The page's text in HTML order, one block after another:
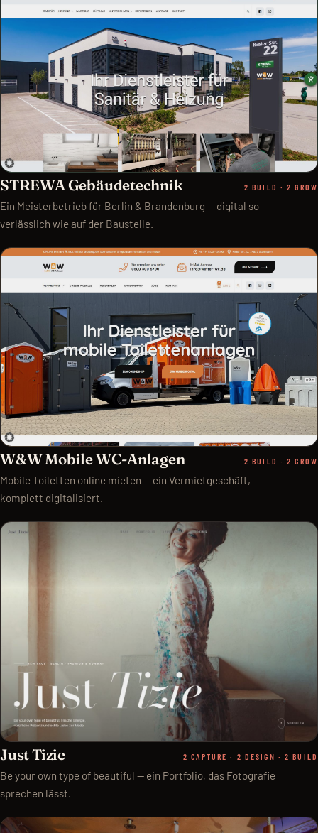
STREWA Gebäudetechnik 2 BUILD · 2 GROW
Ein Meisterbetrieb für Berlin & Brandenburg — digital so
verlässlich wie auf der Baustelle.
W&W Mobile WC-Anlagen 2 BUILD · 2 GROW
Mobile Toiletten online mieten — ein Vermietgeschäft,
komplett digitalisiert.
Just Tizie 2 CAPTURE · 2 DESIGN · 2 BUILD
Be your own type of beautiful — ein Portfolio, das Fotografie
sprechen lässt.